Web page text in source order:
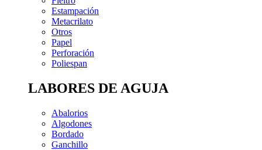
Estampación
Metacrilato
Otros
Papel
Perforación
Poliespan
LABORES DE AGUJA
Abalorios
Algodones
Bordado
Ganchillo